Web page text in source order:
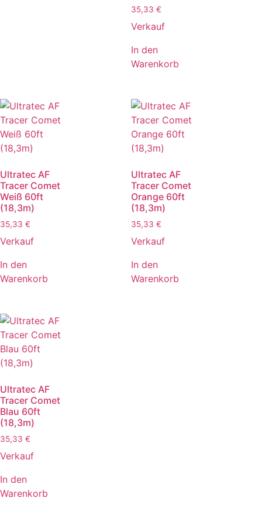
35,33 €
Verkauf
In den
Warenkorb
Ultratec AF
Tracer Comet
Weiß 60ft
(18,3m)
35,33 €
Verkauf
In den
Warenkorb
Ultratec AF
Tracer Comet
Orange 60ft
(18,3m)
35,33 €
Verkauf
In den
Warenkorb
Ultratec AF
Tracer Comet
Blau 60ft
(18,3m)
35,33 €
Verkauf
In den
Warenkorb